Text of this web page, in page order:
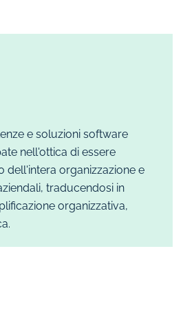
e soluzioni software
nell'ottica di essere
dell'intera organizzazione e
traducendosi in
organizzativa,